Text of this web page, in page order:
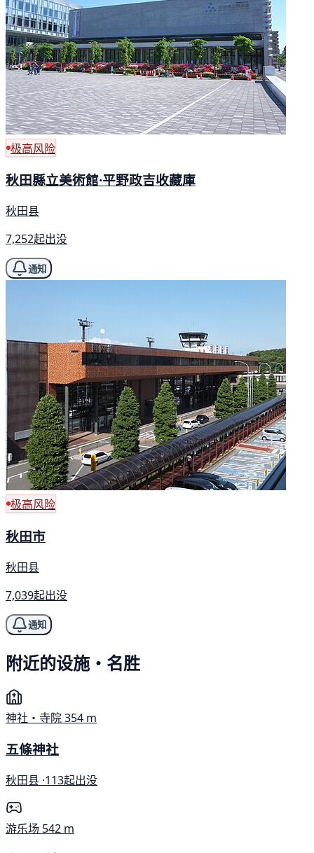
极高风险
秋田縣立美術館·平野政吉收藏庫
秋田县
7,252起出没
通知
极高风险
秋田市
秋田县
7,039起出没
通知
附近的设施・名胜
神社・寺院354 m
五條神社
秋田县 ·113起出没
游乐场 542 m